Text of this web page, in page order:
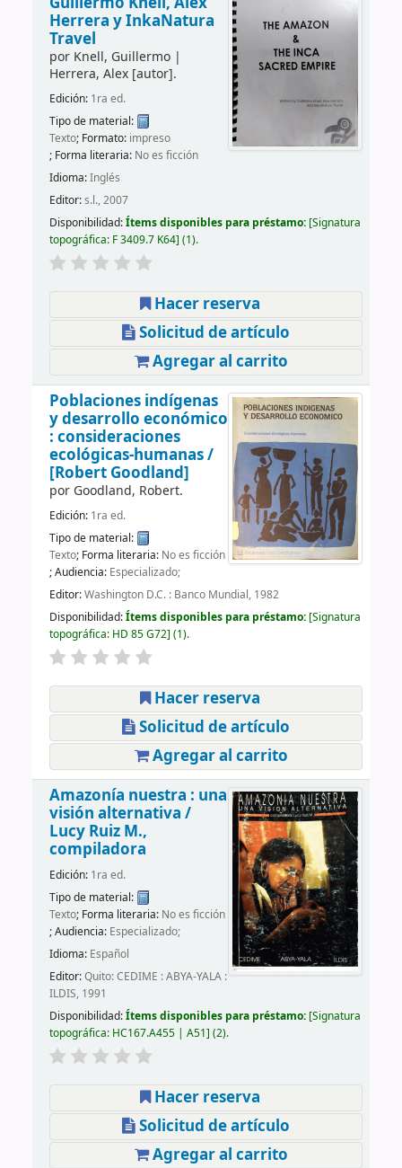
Herrera y InkaNatura
Travel
por Knell, Guillermo|
Herrera, Alex[autor].
Edición: 1ra ed.
Tipo de material:
Texto; Formato: impreso
; Forma literaria: No es ficción
Idioma:Inglés
Editor:s.l., 2007
Disponibilidad:Ítems disponibles para préstamo: Signatura
topográfica: F 3409.7 K64 (1).
Hacer reserva
Solicitud de artículo
Agregar al carrito
Poblaciones indígenas
y desarrollo económico
: consideraciones
ecológicas-humanas /
[Robert Goodland]
por Goodland, Robert.
Edición: 1ra ed.
Tipo de material:
Texto; Forma literaria: No es ficción
; Audiencia: Especializado;
Editor:Washington D.C. : Banco Mundial, 1982
Disponibilidad:Ítems disponibles para préstamo: Signatura
topográfica: HD 85 G72 (1).
Hacer reserva
Solicitud de artículo
Agregar al carrito
Amazonía nuestra : una
visión alternativa /
Lucy Ruiz M.,
compiladora
Edición: 1ra ed.
Tipo de material:
Texto; Forma literaria: No es ficción
; Audiencia: Especializado;
Idioma: Español
Editor:Quito: CEDIME : ABYA-YALA :
ILDIS, 1991
Disponibilidad:Ítems disponibles para préstamo: Signatura
topográfica: HC167.A455 | A51 (2).
Hacer reserva
Solicitud de artículo
Agregar al carrito